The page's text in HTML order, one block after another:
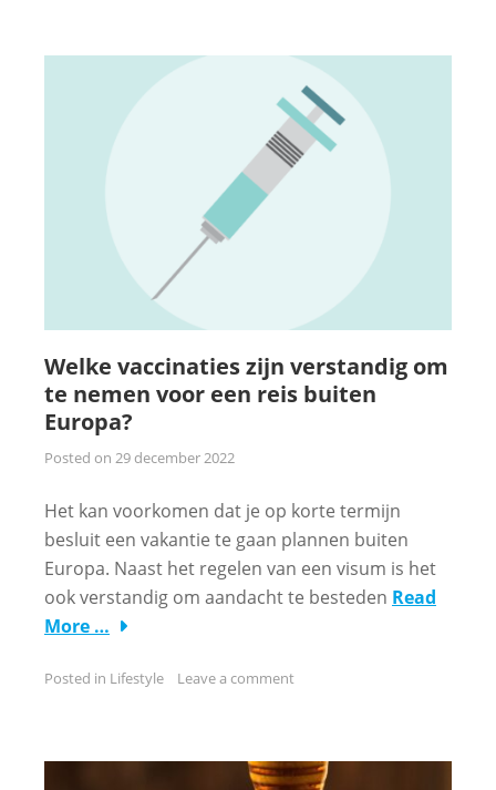
Welke vaccinaties zijn verstandig om
te nemen voor een reis buiten
Europa?
Posted on 29 december 2022
Het kan voorkomen dat je op korte termijn
besluit een vakantie te gaan plannen buiten
Europa. Naast het regelen van een visum is het
ook verstandig om aandacht te besteden Read
More …
Posted in Lifestyle Leave a comment